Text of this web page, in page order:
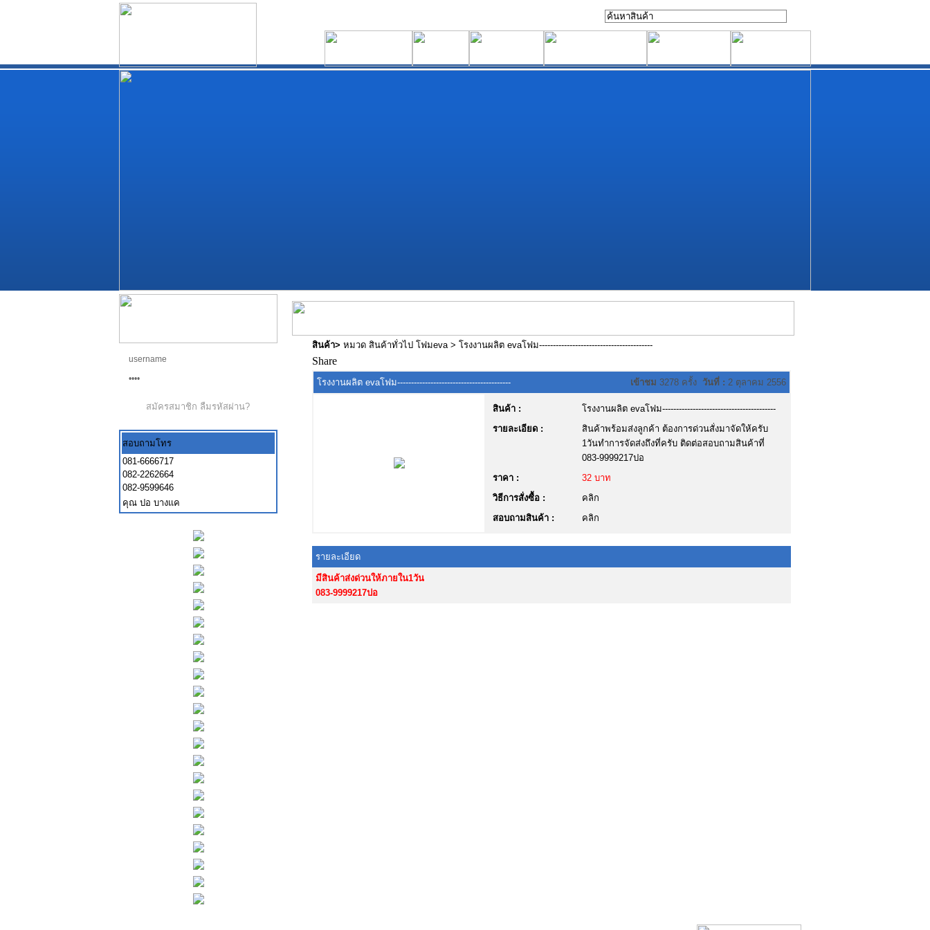
สมัครสมาชิก ลืมรหัสผ่าน?
สอบถามโทร
081-6666717
082-2262664
082-9599646
คุณ ปอ บางแค
สินค้า> หมวด สินค้าทั่วไป โฟมeva > โรงงานผลิต evaโฟม-----------------------------------------
Share
โรงงานผลิต evaโฟม----------------------------------------- เข้าชม 3278 ครั้ง วันที่ : 2 ตุลาคม 2556
สินค้า :
โรงงานผลิต evaโฟม-----------------------------------------
รายละเอียด :
สินค้าพร้อมส่งลูกค้า ต้องการด่วนสั่งมาจัดให้ครับ
1วันทำการจัดส่งถึงที่ครับ ติดต่อสอบถามสินค้าที่
083-9999217ปอ
ราคา :
32 บาท
วิธีการสั่งซื้อ :
คลิก
สอบถามสินค้า :
คลิก
รายละเอียด
มีสินค้าส่งด่วนให้ภายใน1วัน
083-9999217ปอ